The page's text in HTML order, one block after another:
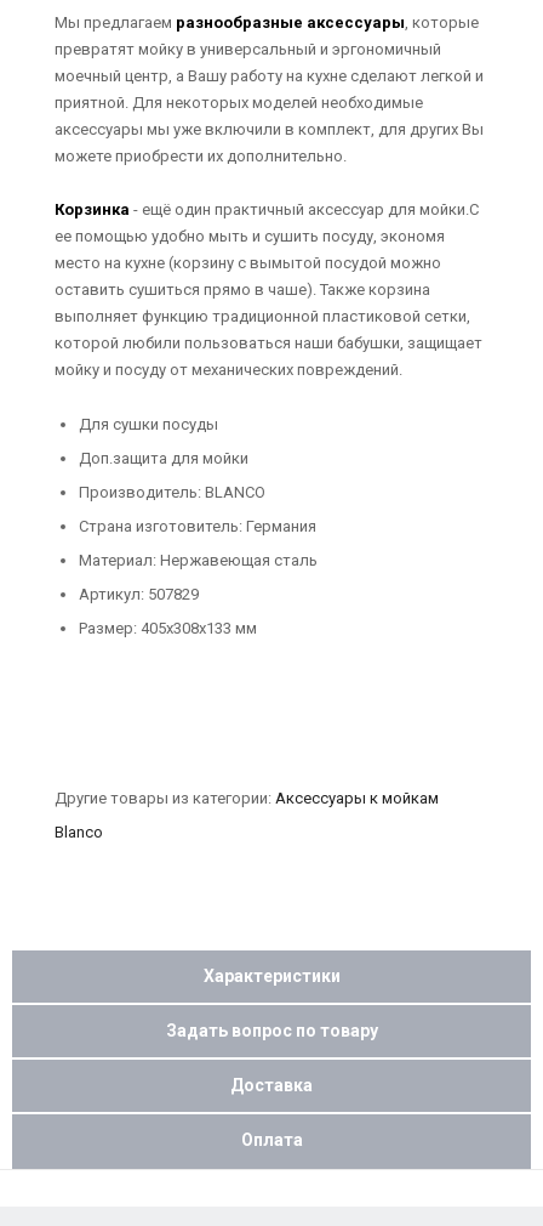
Мы предлагаем разнообразные аксессуары , которые
превратят мойку в универсальный и эргономичный
моечный центр, а Вашу работу на кухне сделают легкой и
приятной. Для некоторых моделей необходимые
аксессуары мы уже включили в комплект, для других Вы
можете приобрести их дополнительно.
Корзинка - ещё один практичный аксессуар для мойки.С
ее помощью удобно мыть и сушить посуду, экономя
место на кухне (корзину с вымытой посудой можно
оставить сушиться прямо в чаше). Также корзина
выполняет функцию традиционной пластиковой сетки,
которой любили пользоваться наши бабушки, защищает
мойку и посуду от механических повреждений.
Для сушки посуды
Доп.защита для мойки
Производитель: BLANCO
Страна изготовитель: Германия
Материал: Нержавеющая сталь
Артикул: 507829
Размер: 405х308х133 мм
Другие товары из категории: Аксессуары к мойкам
Blanco
Характеристики
Задать вопрос по товару
Доставка
Оплата